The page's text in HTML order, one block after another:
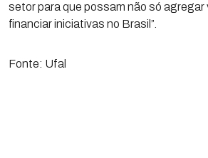
setor para que possam não só agregar
financiar iniciativas no Brasil”.
Fonte: Ufal